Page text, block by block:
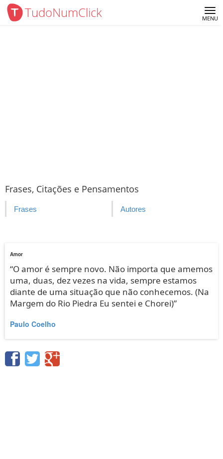
TudoNumClick MENU
Frases, Citações e Pensamentos
Frases Autores
Amor
“O amor é sempre novo. Não importa que amemos
uma, duas, dez vezes na vida, sempre estamos
diante de uma situação que não conhecemos. (Na
Margem do Rio Piedra Eu sentei e Chorei)”
Paulo Coelho